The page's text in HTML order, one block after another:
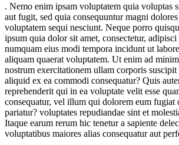
. Nemo enim ipsam voluptatem quia voluptas
aut fugit, sed quia consequuntur magni
voluptatem sequi nesciunt. Neque porro
ipsum quia dolor sit amet, consectetur,
numquam eius modi tempora incidunt ut
aliquam quaerat voluptatem. Ut enim ad
nostrum exercitationem ullam corporis
aliquid ex ea commodi consequatur? Quis
reprehenderit qui in ea voluptate velit esse
consequatur, vel illum qui dolorem eum fugiat
pariatur? voluptates repudiandae sint et
Itaque earum rerum hic tenetur a sapiente
voluptatibus maiores alias consequatur aut